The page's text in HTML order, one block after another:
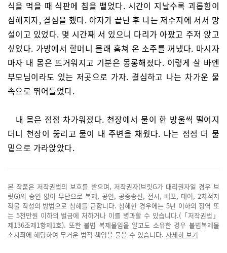
식을 먹을 때 식판에 침을 뱉었다. 시간이 지날수록 괴롭힘이
심해지자, 결심을 했다. 야자가 끝난 후 나는 저수지에 서서 망
설이고 있었다. 몇 시간째 서 있으니 다리가 아팠고 주저 앉고
싶었다. 가방에서 할머니 몰래 훔쳐 온 소주를 꺼냈다. 마시자
마자 내 몸은 뜨거워지고 기분은 몽롱해졌다. 이렇게 살 바엔
부모님이라도 있는 저곳으로 가자. 결심하고 나는 차가운 물
속으로 뛰어들었다.
내 몸은 점점 차가워졌다. 천장에서 물이 한 방울씩 떨어지
더니 천장이 뚫리고 물이 내 주변을 채웠다. 나는 점점 더 물
밑으로 가라앉았다.
본 작품은 저작권법의 보호를 받으며, 저작권자(브릿G가 대리권자일 경우 브
릿G)의 승인 없이 무단으로 복제, 공연, 공중송신, 전시, 배포, 대여, 2차적저
작물 작성의 방법으로 침해를 금합니다. 침해한 경우에는 5년 이하의 징역 또
는 5천만원 이하의 벌금에 처하거나 이를 병과할 수 있습니다.(「저작권법」
제136조제1항제1호). 또한 불법 복제물임을 알고도 소유한 경우 불법복제물
소지죄에 해당하여 무거운 법적 책임을 물을 수 있습니다. 자세히 보기